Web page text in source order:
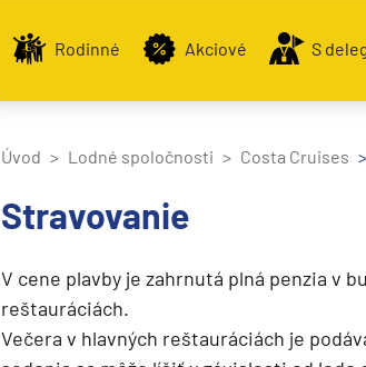
Stredomorie
Východné Stredomorie
Severná Európa
Grónsko
Rodinné Akciové S
Úvod Lodné spoločnosti Costa Cruises
Stravovanie
V cene plavby je zahrnutá plná penzia v
reštauráciách.
Večera v hlavných reštauráciách je